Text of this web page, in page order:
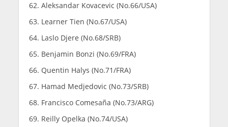
Aleksandar Kovacevic (No.66/USA)
Learner Tien (No.67/USA)
Laslo Djere (No.68/SRB)
Benjamin Bonzi (No.69/FRA)
Quentin Halys (No.71/FRA)
Hamad Medjedovic (No.73/SRB)
Francisco Comesaña (No.73/ARG)
Reilly Opelka (No.74/USA)